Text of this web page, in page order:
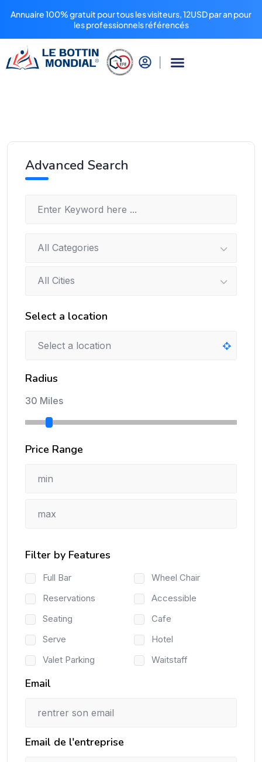
Annuaire 100% gratuit pour tous les visiteurs, 12USD par an pour
les professionnels référencés
Advanced Search
All Categories
All Cities
Select a location
Radius
30 Miles
Price Range
Filter by Features
Full Bar
Wheel Chair
Reservations
Accessible
Seating
Cafe
Serve
Hotel
Valet Parking
Waitstaff
Email
Email de l'entreprise